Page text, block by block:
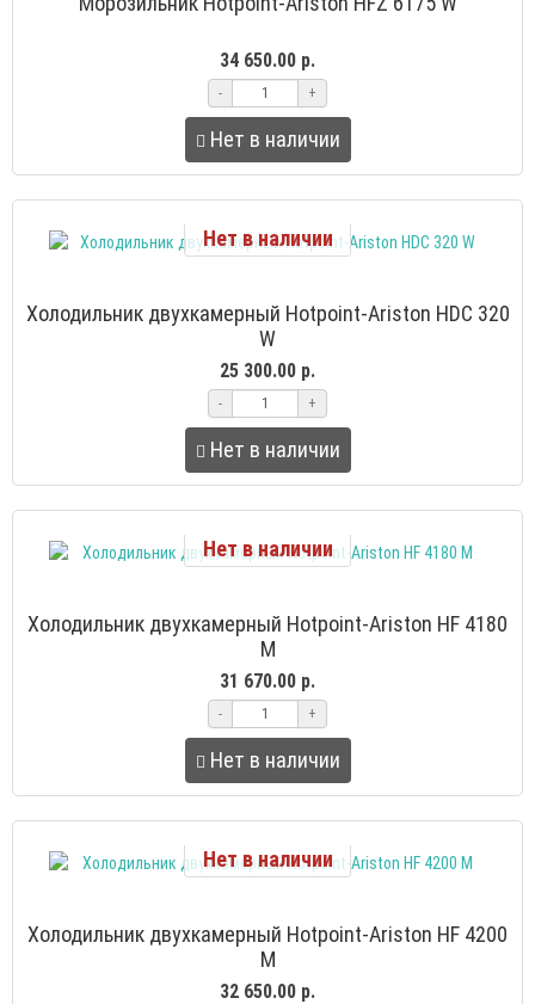
34 650.00 р.
- +
Нет в наличии
Нет в наличии
Холодильник двухкамерный Hotpoint-Ariston HDC 320
W
25 300.00 р.
- +
Нет в наличии
Нет в наличии
Холодильник двухкамерный Hotpoint-Ariston HF 4180
M
31 670.00 р.
- +
Нет в наличии
Нет в наличии
Холодильник двухкамерный Hotpoint-Ariston HF 4200
M
32 650.00 р.